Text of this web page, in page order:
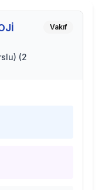
(2
Vakıf